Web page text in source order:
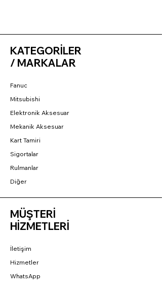
KATEGORİLER
/ MARKALAR
Fanuc
Mitsubishi
Elektronik Aksesuar
Mekanik Aksesuar
Kart Tamiri
Sigortalar
Rulmanlar
Diğer
MÜŞTERİ
HİZMETLERİ
İletişim
Hizmetler
WhatsApp